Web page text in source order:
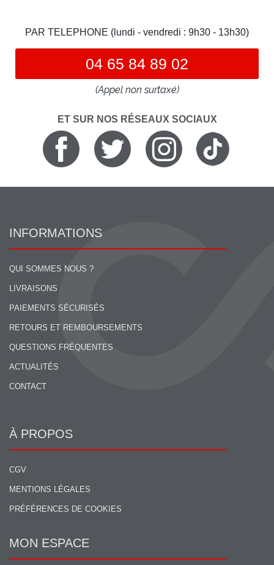
PAR TELEPHONE (lundi - vendredi : 9h30 - 13h30)
04 65 84 89 02
(Appel non surtaxé)
ET SUR NOS RÉSEAUX SOCIAUX
INFORMATIONS
QUI SOMMES NOUS ?
LIVRAISONS
PAIEMENTS SÉCURISÉS
RETOURS ET REMBOURSEMENTS
QUESTIONS FRÉQUENTES
ACTUALITÉS
CONTACT
À PROPOS
CGV
MENTIONS LÉGALES
PRÉFÉRENCES DE COOKIES
MON ESPACE